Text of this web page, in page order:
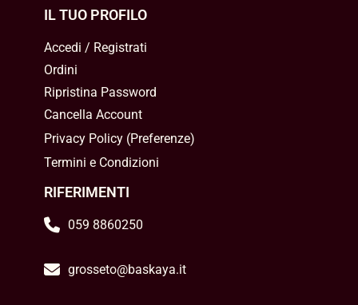
IL TUO PROFILO
Accedi / Registrati
Ordini
Ripristina Password
Cancella Account
Privacy Policy(Preferenze)
Termini e Condizioni
RIFERIMENTI
059 8860250
grosseto@baskaya.it